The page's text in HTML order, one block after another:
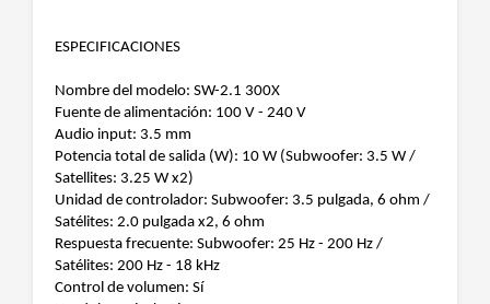
ESPECIFICACIONES
Nombre del modelo: SW-2.1 300X
Fuente de alimentación: 100 V - 240 V
Audio input: 3.5 mm
Potencia total de salida (W): 10 W (Subwoofer: 3.5 W /
Satellites: 3.25 W x2)
Unidad de controlador: Subwoofer: 3.5 pulgada, 6 ohm /
Satélites: 2.0 pulgada x2, 6 ohm
Respuesta frecuente: Subwoofer: 25 Hz - 200 Hz /
Satélites: 200 Hz - 18 kHz
Control de volumen: Sí